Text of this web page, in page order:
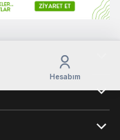
Hesabım